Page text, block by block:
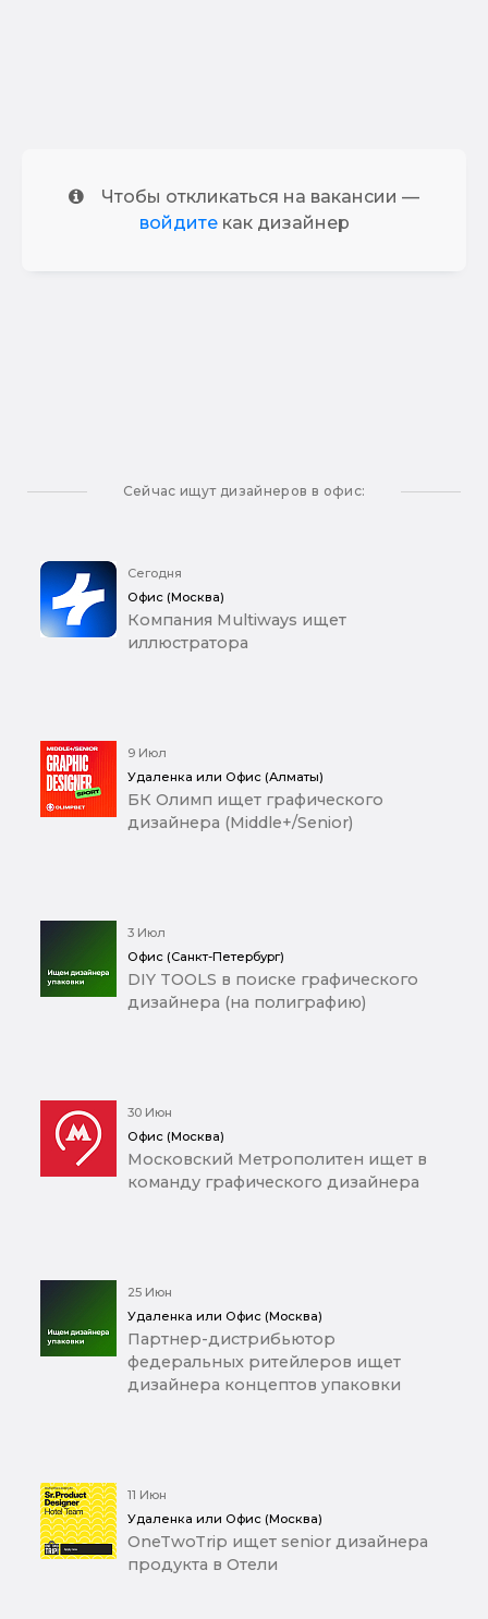
Чтобы откликаться на вакансии —
войдитекак дизайнер
Сейчас ищут дизайнеров в офис:
Сегодня
Офис (Москва)
Компания Multiways ищет
иллюстратора
9 Июл
Удаленка или Офис (Алматы)
БК Олимп ищет графического
дизайнера (Middle+/Senior)
3 Июл
Офис (Санкт-Петербург)
DIY TOOLS в поиске графического
дизайнера (на полиграфию)
30 Июн
Офис (Москва)
Московский Метрополитен ищет в
команду графического дизайнера
25 Июн
Удаленка или Офис (Москва)
Партнер-дистрибьютор
федеральных ритейлеров ищет
дизайнера концептов упаковки
11 Июн
Удаленка или Офис (Москва)
OneTwoTrip ищет senior дизайнера
продукта в Отели